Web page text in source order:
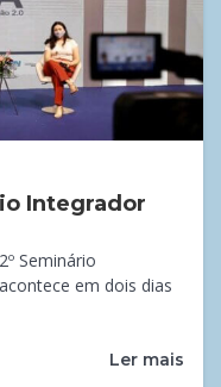
Integrador
Seminário
em dois dias
Ler mais